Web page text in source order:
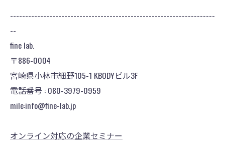
--------------------------------------------------------------------
--
fine lab.
〒886-0004
宮崎県小林市細野105-1 KBODYビル3F
電話番号 : 080-3979-0959
mile:info@fine-lab.jp
オンライン対応の企業セミナー